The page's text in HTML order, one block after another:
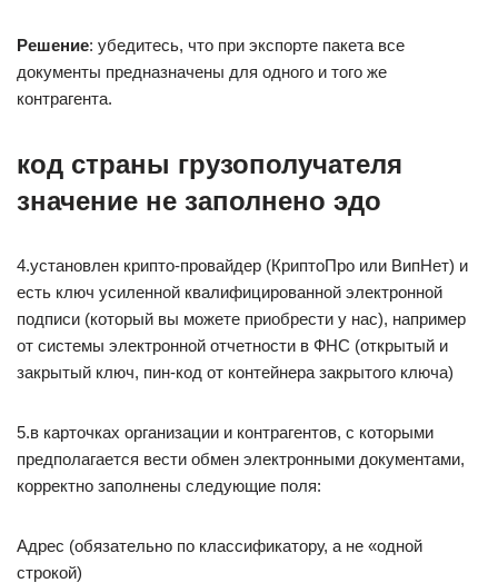
Решение: убедитесь, что при экспорте пакета все
документы предназначены для одного и того же
контрагента.
код страны грузополучателя
значение не заполнено эдо
4.установлен крипто-провайдер (КриптоПро или ВипНет) и
есть ключ усиленной квалифицированной электронной
подписи (который вы можете приобрести у нас), например
от системы электронной отчетности в ФНС (открытый и
закрытый ключ, пин-код от контейнера закрытого ключа)
5.в карточках организации и контрагентов, с которыми
предполагается вести обмен электронными документами,
корректно заполнены следующие поля:
Адрес (обязательно по классификатору, а не «одной
строкой)